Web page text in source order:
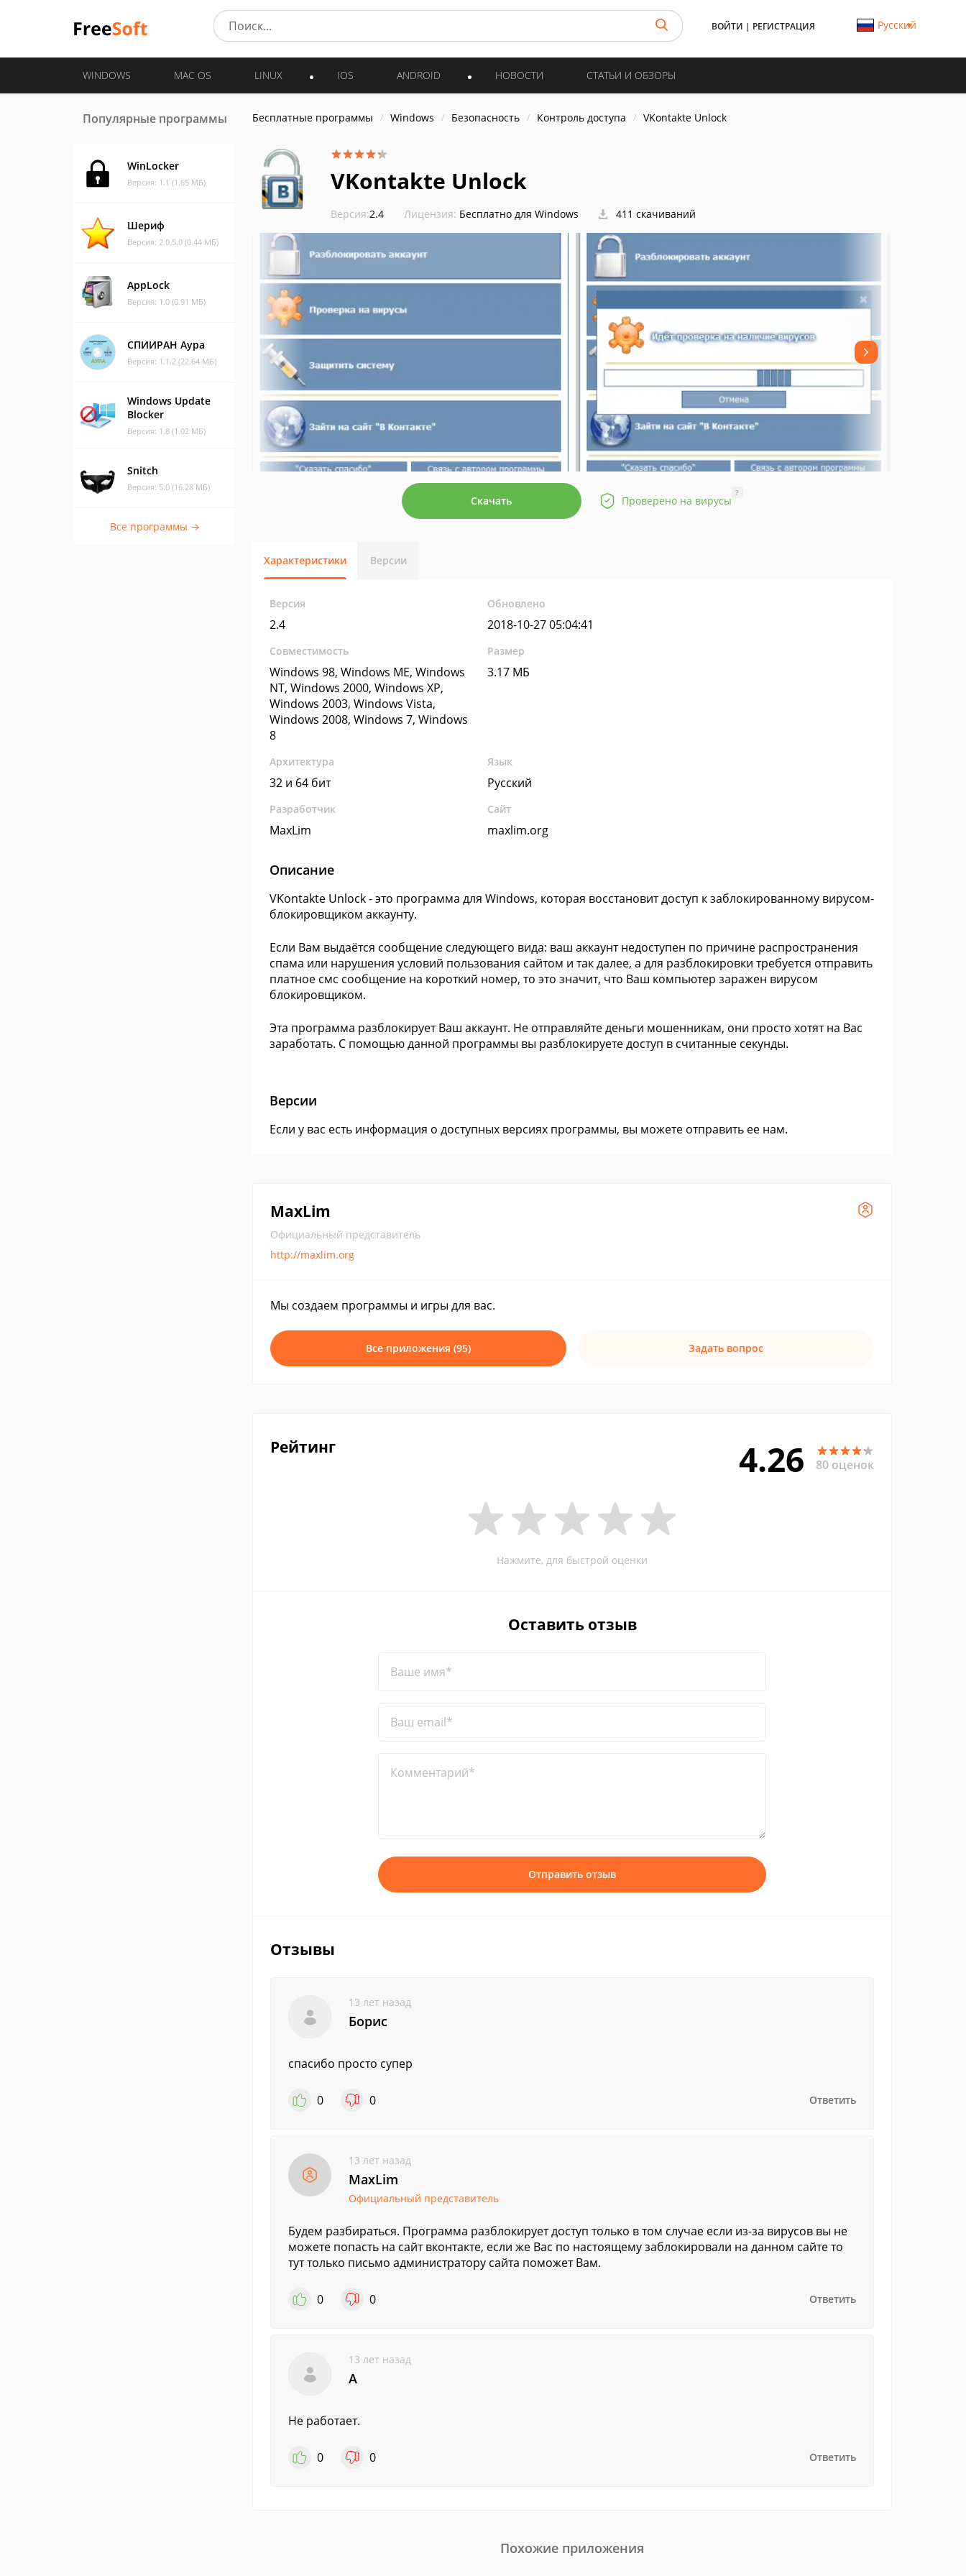
ВОЙТИ | РЕГИСТРАЦИЯ Русский
WINDOWS MAC OS LINUX IOS ANDROID НОВОСТИ СТАТЬИ И ОБЗОРЫ
Популярные программы
WinLocker
Версия: 1.1 (1.65 МБ)
Шериф
Версия: 2.0.5.0 (0.44 МБ)
AppLock
Версия: 1.0 (0.91 МБ)
СПИИРАН Аура
Версия: 1.1.2 (22.64 МБ)
Windows Update
Blocker
Версия: 1.8 (1.02 МБ)
Snitch
Версия: 5.0 (16.28 МБ)
Все программы →
Бесплатные программы Windows Безопасность Контроль доступа VKontakte Unlock
VKontakte Unlock
Версия:2.4 Лицензия: Бесплатно для Windows 411 скачиваний
Скачать Проверено на вирусы
?
Характеристики Версии
Версия
2.4
Обновлено
2018-10-27 05:04:41
Совместимость
Windows 98, Windows ME, Windows
NT, Windows 2000, Windows XP,
Windows 2003, Windows Vista,
Windows 2008, Windows 7, Windows
8
Размер
3.17 МБ
Архитектура
32 и 64 бит
Язык
Русский
Разработчик
MaxLim
Сайт
maxlim.org
Описание
VKontakte Unlock - это программа для Windows, которая восстановит доступ к заблокированному вирусом-
блокировщиком аккаунту.
Если Вам выдаётся сообщение следующего вида: ваш аккаунт недоступен по причине распространения
спама или нарушения условий пользования сайтом и так далее, а для разблокировки требуется отправить
платное смс сообщение на короткий номер, то это значит, что Ваш компьютер заражен вирусом
блокировщиком.
Эта программа разблокирует Ваш аккаунт. Не отправляйте деньги мошенникам, они просто хотят на Вас
заработать. С помощью данной программы вы разблокируете доступ в считанные секунды.
Версии
Если у вас есть информация о доступных версиях программы, вы можете отправить ее нам.
MaxLim
Официальный представитель
http://maxlim.org
Мы создаем программы и игры для вас.
Все приложения (95) Задать вопрос
Рейтинг 4.26 80 оценок
Нажмите, для быстрой оценки
Оставить отзыв
Ваше имя*
Ваш email*
Комментарий*
Отправить отзыв
Отзывы
13 лет назад
Борис
спасибо просто супер
0 0 Ответить
13 лет назад
MaxLim
Официальный представитель
Будем разбираться. Программа разблокирует доступ только в том случае если из-за вирусов вы не
можете попасть на сайт вконтакте, если же Вас по настоящему заблокировали на данном сайте то
тут только письмо администратору сайта поможет Вам.
0 0 Ответить
13 лет назад
А
Не работает.
0 0 Ответить
Похожие приложения